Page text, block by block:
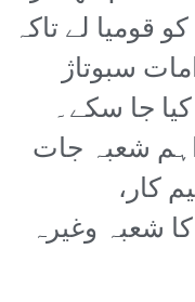
لے تاکہ
سبوتاژ
جا سکے۔
اہم شعبہ جات
کار،
شعبہ وغیرہ